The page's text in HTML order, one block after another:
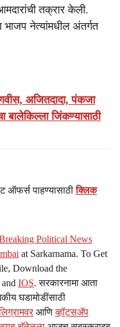
तक्रार केली.
भाजप नेत्यांमधील अंतर्गत
अजितदादा, पंकजा
बालेकिल्ला जिंकण्यासाठी
ऑफर्स पाहण्यासाठीक्लिक
Political News
at Sarkarnama. To Get
Download the
and IOS. सरकारनामा आता
घडामोडींसाठी
आणिव्हॉट्सॲप